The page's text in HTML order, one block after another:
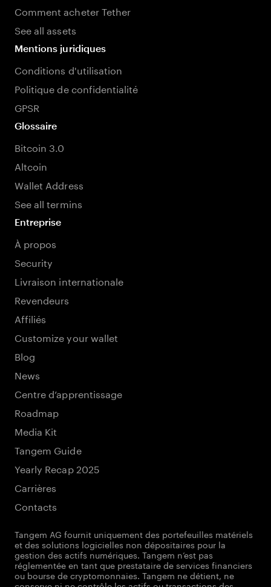
Comment acheter Tether
See all assets
Mentions juridiques
Conditions d'utilisation
Politique de confidentialité
GPSR
Glossaire
Bitcoin 3.0
Altcoin
Wallet Address
See all termins
Entreprise
À propos
Security
Livraison internationale
Revendeurs
Affiliés
Customize your wallet
Blog
News
Centre d’apprentissage
Roadmap
Media Kit
Tangem Guide
Yearly Recap 2025
Carrières
Contacts
Tangem AG fournit uniquement des portefeuilles matériels
et des solutions logicielles non dépositaires pour la
gestion des actifs numériques. Tangem n’est pas
réglementée en tant que prestataire de services financiers
ou bourse de cryptomonnaies. Tangem ne détient, ne